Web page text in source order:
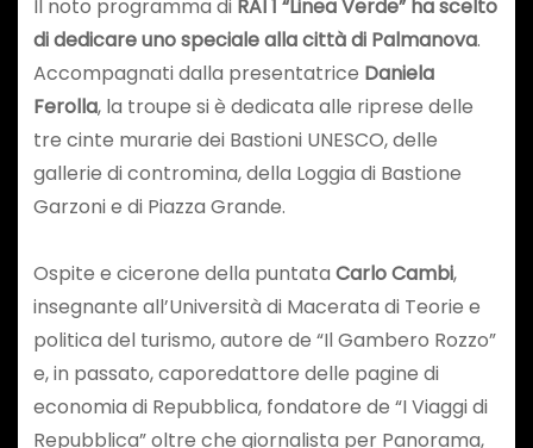
Il noto programma di RAI 1 “Linea Verde” ha scelto
di dedicare uno speciale alla città di Palmanova.
Accompagnati dalla presentatrice Daniela
Ferolla, la troupe si è dedicata alle riprese delle
tre cinte murarie dei Bastioni UNESCO, delle
gallerie di contromina, della Loggia di Bastione
Garzoni e di Piazza Grande.
Ospite e cicerone della puntata Carlo Cambi,
insegnante all’Università di Macerata di Teorie e
politica del turismo, autore de “Il Gambero Rozzo”
e, in passato, caporedattore delle pagine di
economia di Repubblica, fondatore de “I Viaggi di
Repubblica” oltre che giornalista per Panorama,